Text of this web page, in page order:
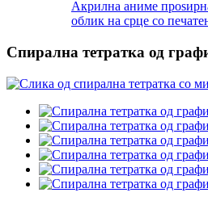
Акрилна аниме
облик на срце со
Спирална тетратка од